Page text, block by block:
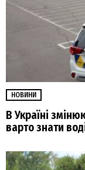
НОВИНИ
В Україні
варто знати